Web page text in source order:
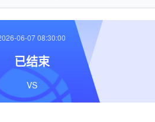
06-07 08:30:00
已结束
VS